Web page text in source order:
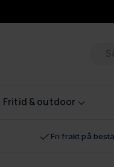
Fritid & outdoor
Fri frakt på